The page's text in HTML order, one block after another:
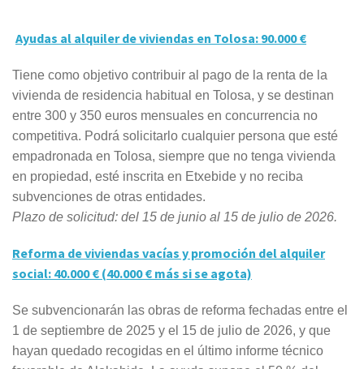
Ayudas al alquiler de viviendas en Tolosa: 90.000 €
Tiene como objetivo contribuir al pago de la renta de la
vivienda de residencia habitual en Tolosa, y se destinan
entre 300 y 350 euros mensuales en concurrencia no
competitiva. Podrá solicitarlo cualquier persona que esté
empadronada en Tolosa, siempre que no tenga vivienda
en propiedad, esté inscrita en Etxebide y no reciba
subvenciones de otras entidades.
Plazo de solicitud: del 15 de junio al 15 de julio de 2026.
Reforma de viviendas vacías y promoción del alquiler
social: 40.000 € (40.000 € más si se agota)
Se subvencionarán las obras de reforma fechadas entre el
1 de septiembre de 2025 y el 15 de julio de 2026, y que
hayan quedado recogidas en el último informe técnico